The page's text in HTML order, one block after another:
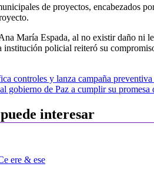
de proyectos, encabezados
María Espada, al no existir daño ni
institución policial reiteró su
controles y lanza campaña preventiva
gobierno de Paz a cumplir su promesa
interesar
ere & ese